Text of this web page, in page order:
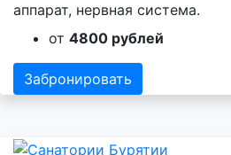
аппарат, нервная система.
от 4800 рублей
Забронировать